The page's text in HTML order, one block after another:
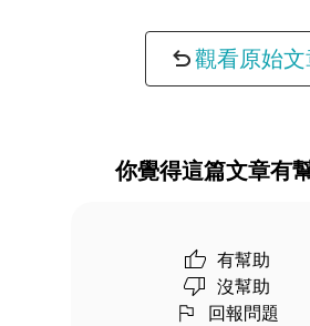
觀看原始
你覺得這篇文章有
有幫助
沒幫助
回報問題